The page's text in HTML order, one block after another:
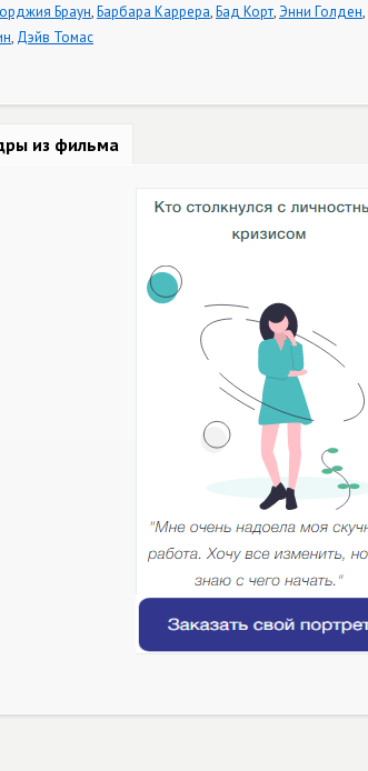
Браун,Барбара Каррера,Бад Корт,Энни Голден,
, Дэйв Томас
из фильма